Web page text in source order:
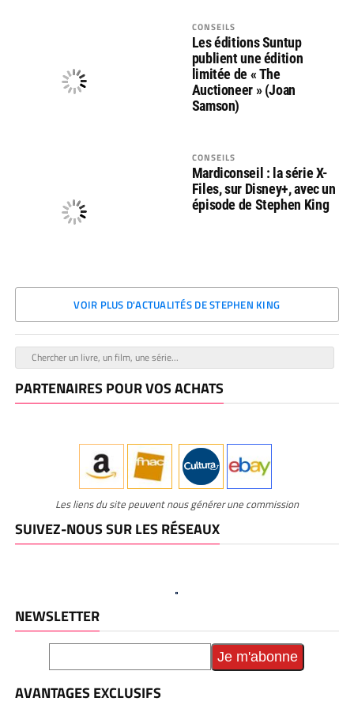
CONSEILS
Les éditions Suntup
publient une édition
limitée de « The
Auctioneer » (Joan
Samson)
CONSEILS
Mardiconseil : la série X-
Files, sur Disney+, avec un
épisode de Stephen King
VOIR PLUS D'ACTUALITÉS DE STEPHEN KING
PARTENAIRES POUR VOS ACHATS
Les liens du site peuvent nous générer une commission
SUIVEZ-NOUS SUR LES RÉSEAUX
NEWSLETTER
AVANTAGES EXCLUSIFS